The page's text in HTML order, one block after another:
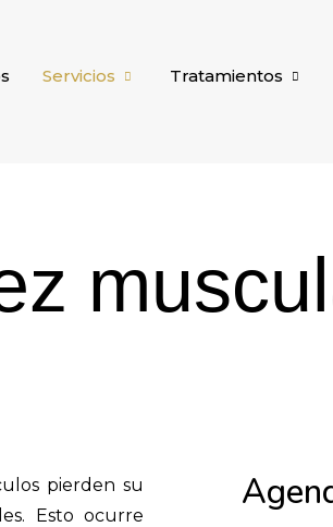
Servicios Tratamientos
pierden su
Esto ocurre